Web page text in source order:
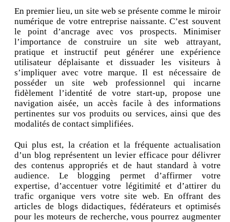
En premier lieu, un site web se présente comme le miroir
numérique de votre entreprise naissante. C’est souvent
le point d’ancrage avec vos prospects. Minimiser
l’importance de construire un site web attrayant,
pratique et instructif peut générer une expérience
utilisateur déplaisante et dissuader les visiteurs à
s’impliquer avec votre marque. Il est nécessaire de
posséder un site web professionnel qui incarne
fidèlement l’identité de votre start-up, propose une
navigation aisée, un accès facile à des informations
pertinentes sur vos produits ou services, ainsi que des
modalités de contact simplifiées.
Qui plus est, la création et la fréquente actualisation
d’un blog représentent un levier efficace pour délivrer
des contenus appropriés et de haut standard à votre
audience. Le blogging permet d’affirmer votre
expertise, d’accentuer votre légitimité et d’attirer du
trafic organique vers votre site web. En offrant des
articles de blogs didactiques, fédérateurs et optimisés
pour les moteurs de recherche, vous pourrez augmenter